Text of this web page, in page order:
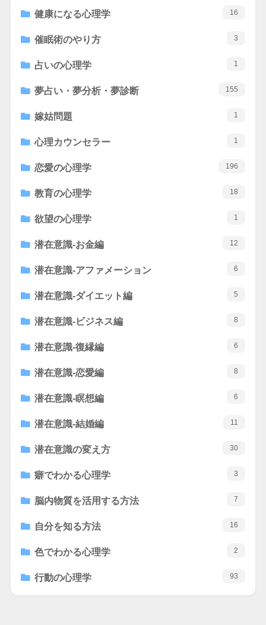
健康になる心理学 16
催眠術のやり方 3
占いの心理学 1
夢占い・夢分析・夢診断 155
嫁姑問題 1
心理カウンセラー 1
恋愛の心理学 196
教育の心理学 18
欲望の心理学 1
潜在意識-お金編 12
潜在意識-アファメーション 6
潜在意識-ダイエット編 5
潜在意識-ビジネス編 8
潜在意識-復縁編 6
潜在意識-恋愛編 8
潜在意識-瞑想編 6
潜在意識-結婚編 11
潜在意識の変え方 30
癖でわかる心理学 3
脳内物質を活用する方法 7
自分を知る方法 16
色でわかる心理学 2
行動の心理学 93